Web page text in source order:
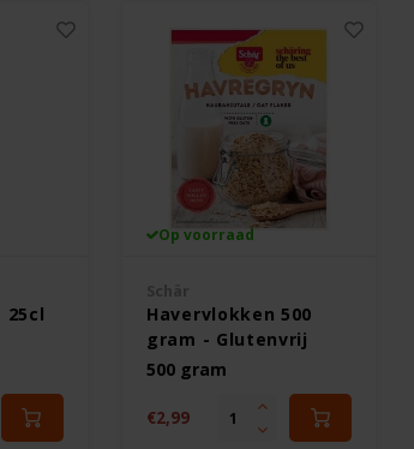
25cl
Op voorraad
Havervlokken 500
gram - Glutenvrij
500 gram
€2,99